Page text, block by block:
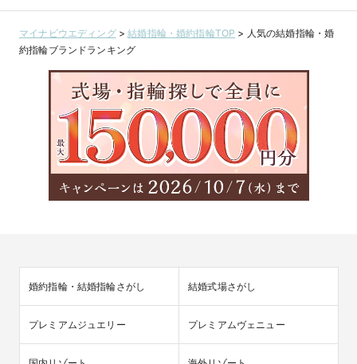
マイナビウエディング>結婚指輪・婚約指輪TOP > 人気の結婚指輪・婚
約指輪ブランドランキング
婚約指輪・結婚指輪さがし 結婚式場さがし
プレミアムジュエリー プレミアムヴェニュー